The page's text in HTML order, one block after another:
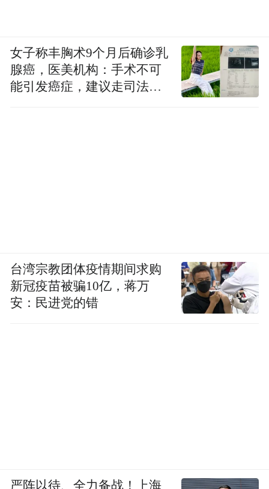
女子称丰胸术9个月后确诊乳
腺癌，医美机构：手术不可
能引发癌症，建议走司法途
台湾宗教团体疫情期间求购
新冠疫苗被骗10亿，蒋万
安：民进党的错
严阵以待、全力备战！上海